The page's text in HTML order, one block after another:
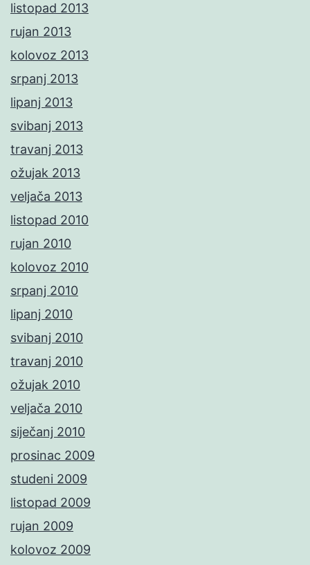
listopad 2013
rujan 2013
kolovoz 2013
srpanj 2013
lipanj 2013
svibanj 2013
travanj 2013
ožujak 2013
veljača 2013
listopad 2010
rujan 2010
kolovoz 2010
srpanj 2010
lipanj 2010
svibanj 2010
travanj 2010
ožujak 2010
veljača 2010
siječanj 2010
prosinac 2009
studeni 2009
listopad 2009
rujan 2009
kolovoz 2009